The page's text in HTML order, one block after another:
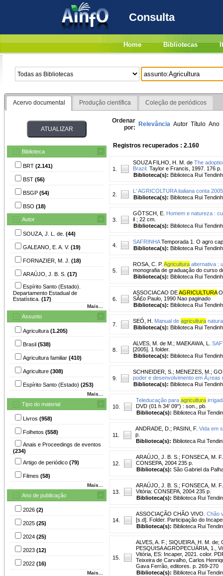
Consulta
Home Bibliotecas
Acervo documental Produção científica Coleção de periódicos
Biblioteca
BRT (2.141)
BST (56)
BSGP (54)
BSO (18)
Autor
SOUZA, J. L. de. (44)
GALEANO, E. A. V. (19)
FORNAZIER, M. J. (18)
ARAÚJO, J. B. S. (17)
Espírito Santo (Estado).
Departamento Estadual de
Estatística. (17)
Mais...
Assunto
Agricultura (1.205)
Brasil (538)
Agricultura familiar (410)
Agriculture (308)
Espírito Santo (Estado) (253)
Mais...
Tipo do material
Livros (958)
Folhetos (558)
Anais e Proceedings de eventos
(234)
Artigo de periódico (79)
Filmes (58)
Mais...
Ano de publicação
2026 (2)
2025 (25)
2024 (25)
2023 (12)
2022 (16)
Mais...
Ordenar
por: Relevância Autor Título Ano
Registros recuperados : 2.160
1.
SOUZA FILHO, H. M. de The
Brazil. Taylor e Francis, 1997. 176 p.
Biblioteca(s): Biblioteca Rui
2.
L' AGRICOLTURA italiana conta
Biblioteca(s): Biblioteca Rui
3.
GÖTSCH, E. Homem e natureza :
il ; 22 cm.
Biblioteca(s): Biblioteca Rui
4.
SAFRINHATemporada 1. O agro
Biblioteca(s): Biblioteca Rui
5.
ROSA, C. P. Agricultura alternativa :
monografia de graduação do curso
Biblioteca(s): Biblioteca Rui
6.
ASSOCIACAO DEAGRICULTURA
SÃ£o Paulo, 1990 Nao paginado
Biblioteca(s): Biblioteca Rui
7.
SEÓ, H. Manual de agricultura
Biblioteca(s): Biblioteca Rui
8.
ALVES, M. de M. ; MAEKAWA, L.
[2005]. 1 folder.
Biblioteca(s): Biblioteca Rui
9.
SCHNEIDER, S. ; MENEZES, M. ;
poder e desenvolvimento em Ã¡reas
Biblioteca(s): Biblioteca Rui
10.
Teleducação para agricultura
DVD (01 h 34' 09'') : son., pb.
Biblioteca(s): Biblioteca Rui
11.
ANDRADE, D. ; PASINI, F. Vida em
p.
Biblioteca(s): Biblioteca Rui
12.
ARAÚJO, J. B. S. ; FONSECA, M.
CONSEPA, 2004 235 p.
Biblioteca(s): São Gabriel da
13.
ARAÚJO, J. B. S. ; FONSECA, M.
Vitória: CONSEPA, 2004 235 p.
Biblioteca(s): Biblioteca Rui
14.
ASSOCIAÇÃO CHÃO VIVO. Chão
[s.d]. Folder. Participação do
Biblioteca(s): Biblioteca Rui
15.
ALVES, A. F. ; SIQUEIRA, H. M. de;
PESQUISA AGROPECUÁRIA, 1.,
Vitória, ES: Incaper, 2021. color.
Teixeira de Carvalho, Carlos
Gava Ferrão, editores. p. 269-270
Biblioteca(s): Biblioteca Rui